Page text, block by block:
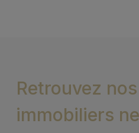
Retrouvez
immobiliers